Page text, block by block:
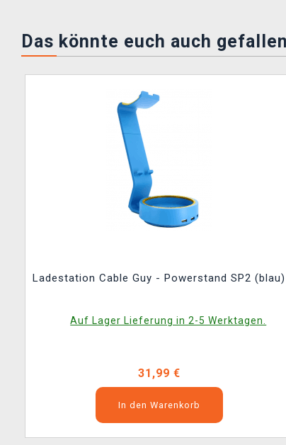
Das könnte euch auch gefallen
Ladestation Cable Guy - Powerstand SP2 (blau)
Auf Lager Lieferung in 2-5 Werktagen.
31,99 €
In den Warenkorb